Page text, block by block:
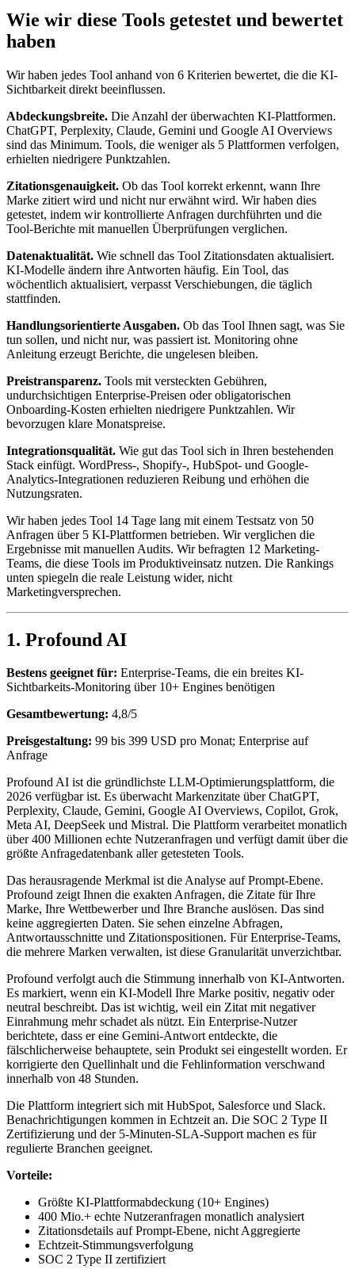
Wie wir diese Tools getestet und bewertet
haben
Wir haben jedes Tool anhand von 6 Kriterien bewertet, die die KI-
Sichtbarkeit direkt beeinflussen.
Abdeckungsbreite. Die Anzahl der überwachten KI-Plattformen.
ChatGPT, Perplexity, Claude, Gemini und Google AI Overviews
sind das Minimum. Tools, die weniger als 5 Plattformen verfolgen,
erhielten niedrigere Punktzahlen.
Zitationsgenauigkeit. Ob das Tool korrekt erkennt, wann Ihre
Marke zitiert wird und nicht nur erwähnt wird. Wir haben dies
getestet, indem wir kontrollierte Anfragen durchführten und die
Tool-Berichte mit manuellen Überprüfungen verglichen.
Datenaktualität. Wie schnell das Tool Zitationsdaten aktualisiert.
KI-Modelle ändern ihre Antworten häufig. Ein Tool, das
wöchentlich aktualisiert, verpasst Verschiebungen, die täglich
stattfinden.
Handlungsorientierte Ausgaben. Ob das Tool Ihnen sagt, was Sie
tun sollen, und nicht nur, was passiert ist. Monitoring ohne
Anleitung erzeugt Berichte, die ungelesen bleiben.
Preistransparenz. Tools mit versteckten Gebühren,
undurchsichtigen Enterprise-Preisen oder obligatorischen
Onboarding-Kosten erhielten niedrigere Punktzahlen. Wir
bevorzugen klare Monatspreise.
Integrationsqualität. Wie gut das Tool sich in Ihren bestehenden
Stack einfügt. WordPress-, Shopify-, HubSpot- und Google-
Analytics-Integrationen reduzieren Reibung und erhöhen die
Nutzungsraten.
Wir haben jedes Tool 14 Tage lang mit einem Testsatz von 50
Anfragen über 5 KI-Plattformen betrieben. Wir verglichen die
Ergebnisse mit manuellen Audits. Wir befragten 12 Marketing-
Teams, die diese Tools im Produktiveinsatz nutzen. Die Rankings
unten spiegeln die reale Leistung wider, nicht
Marketingversprechen.
1. Profound AI
Bestens geeignet für: Enterprise-Teams, die ein breites KI-
Sichtbarkeits-Monitoring über 10+ Engines benötigen
Gesamtbewertung: 4,8/5
Preisgestaltung: 99 bis 399 USD pro Monat; Enterprise auf
Anfrage
Profound AI ist die gründlichste LLM-Optimierungsplattform, die
2026 verfügbar ist. Es überwacht Markenzitate über ChatGPT,
Perplexity, Claude, Gemini, Google AI Overviews, Copilot, Grok,
Meta AI, DeepSeek und Mistral. Die Plattform verarbeitet monatlich
über 400 Millionen echte Nutzeranfragen und verfügt damit über die
größte Anfragedatenbank aller getesteten Tools.
Das herausragende Merkmal ist die Analyse auf Prompt-Ebene.
Profound zeigt Ihnen die exakten Anfragen, die Zitate für Ihre
Marke, Ihre Wettbewerber und Ihre Branche auslösen. Das sind
keine aggregierten Daten. Sie sehen einzelne Abfragen,
Antwortausschnitte und Zitationspositionen. Für Enterprise-Teams,
die mehrere Marken verwalten, ist diese Granularität unverzichtbar.
Profound verfolgt auch die Stimmung innerhalb von KI-Antworten.
Es markiert, wenn ein KI-Modell Ihre Marke positiv, negativ oder
neutral beschreibt. Das ist wichtig, weil ein Zitat mit negativer
Einrahmung mehr schadet als nützt. Ein Enterprise-Nutzer
berichtete, dass er eine Gemini-Antwort entdeckte, die
fälschlicherweise behauptete, sein Produkt sei eingestellt worden. Er
korrigierte den Quellinhalt und die Fehlinformation verschwand
innerhalb von 48 Stunden.
Die Plattform integriert sich mit HubSpot, Salesforce und Slack.
Benachrichtigungen kommen in Echtzeit an. Die SOC 2 Type II
Zertifizierung und der 5-Minuten-SLA-Support machen es für
regulierte Branchen geeignet.
Vorteile:
Größte KI-Plattformabdeckung (10+ Engines)
400 Mio.+ echte Nutzeranfragen monatlich analysiert
Zitationsdetails auf Prompt-Ebene, nicht Aggregierte
Echtzeit-Stimmungsverfolgung
SOC 2 Type II zertifiziert